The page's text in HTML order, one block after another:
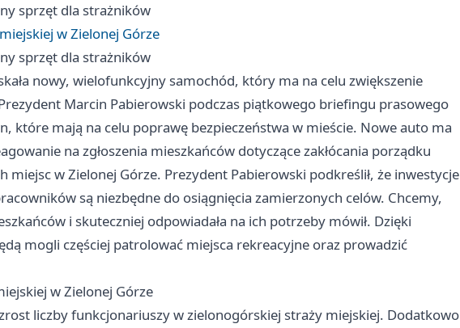
sprzęt dla strażników
w Zielonej Górze
sprzęt dla strażników
nowy, wielofunkcyjny samochód, który ma na celu zwiększenie
Marcin Pabierowski podczas piątkowego briefingu prasowego
które mają na celu poprawę bezpieczeństwa w mieście. Nowe auto ma
na zgłoszenia mieszkańców dotyczące zakłócania porządku
w Zielonej Górze. Prezydent Pabierowski podkreślił, że inwestycje
są niezbędne do osiągnięcia zamierzonych celów. Chcemy,
i skuteczniej odpowiadała na ich potrzeby mówił. Dzięki
mogli częściej patrolować miejsca rekreacyjne oraz prowadzić
w Zielonej Górze
liczby funkcjonariuszy w zielonogórskiej straży miejskiej. Dodatkowo